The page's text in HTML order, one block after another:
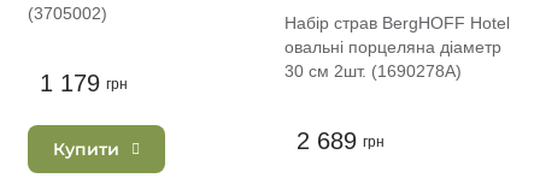
(3705002)
1 179 грн
Купити
Набір страв BergHOFF Hotel
овальні порцеляна діаметр
30 см 2шт. (1690278A)
2 689 грн